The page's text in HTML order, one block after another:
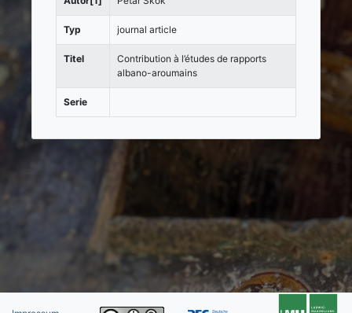
Typ journal article
Titel
Contribution à l’études de rapports
albano-aroumains
Serie